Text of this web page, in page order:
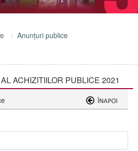
Anunţuri publice
ACHIZITIILOR PUBLICE 2021